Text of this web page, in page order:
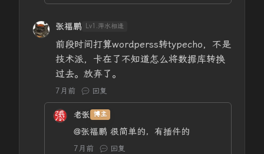
张福鹏 Lv1.萍水相逢
前段时间打算wordperss转typecho，不是
技术派，卡在了不知道怎么将数据库转换
过去。放弃了。
7月前 回复
老张 博主
@张福鹏 很简单的，有插件的
7月前 回复